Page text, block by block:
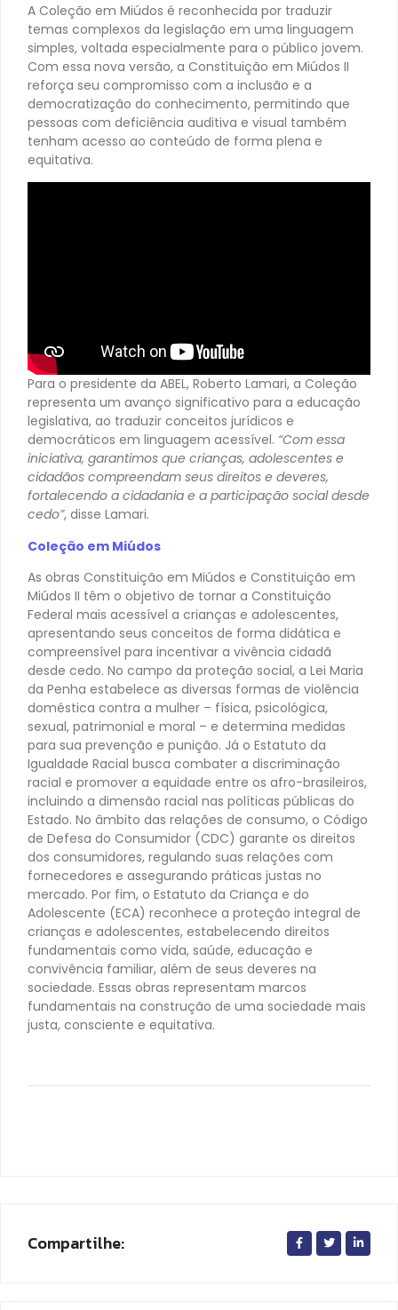
A Coleção em Miúdos é reconhecida por traduzir
temas complexos da legislação em uma linguagem
simples, voltada especialmente para o público jovem.
Com essa nova versão, a Constituição em Miúdos II
reforça seu compromisso com a inclusão e a
democratização do conhecimento, permitindo que
pessoas com deficiência auditiva e visual também
tenham acesso ao conteúdo de forma plena e
equitativa.
Para o presidente da ABEL, Roberto Lamari, a Coleção
representa um avanço significativo para a educação
legislativa, ao traduzir conceitos jurídicos e
democráticos em linguagem acessível. “Com essa
iniciativa, garantimos que crianças, adolescentes e
cidadãos compreendam seus direitos e deveres,
fortalecendo a cidadania e a participação social desde
cedo”, disse Lamari.
Coleção em Miúdos
As obras Constituição em Miúdos e Constituição em
Miúdos II têm o objetivo de tornar a Constituição
Federal mais acessível a crianças e adolescentes,
apresentando seus conceitos de forma didática e
compreensível para incentivar a vivência cidadã
desde cedo. No campo da proteção social, a Lei Maria
da Penha estabelece as diversas formas de violência
doméstica contra a mulher – física, psicológica,
sexual, patrimonial e moral – e determina medidas
para sua prevenção e punição. Já o Estatuto da
Igualdade Racial busca combater a discriminação
racial e promover a equidade entre os afro-brasileiros,
incluindo a dimensão racial nas políticas públicas do
Estado. No âmbito das relações de consumo, o Código
de Defesa do Consumidor (CDC) garante os direitos
dos consumidores, regulando suas relações com
fornecedores e assegurando práticas justas no
mercado. Por fim, o Estatuto da Criança e do
Adolescente (ECA) reconhece a proteção integral de
crianças e adolescentes, estabelecendo direitos
fundamentais como vida, saúde, educação e
convivência familiar, além de seus deveres na
sociedade. Essas obras representam marcos
fundamentais na construção de uma sociedade mais
justa, consciente e equitativa.
Compartilhe: